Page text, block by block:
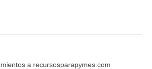
a recursosparapymes.com